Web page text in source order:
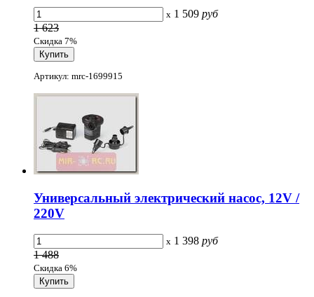
x 1 509 руб
1 623
Скидка 7%
Артикул: mrc-1699915
Универсальный электрический насос, 12V /
220V
x 1 398 руб
1 488
Скидка 6%